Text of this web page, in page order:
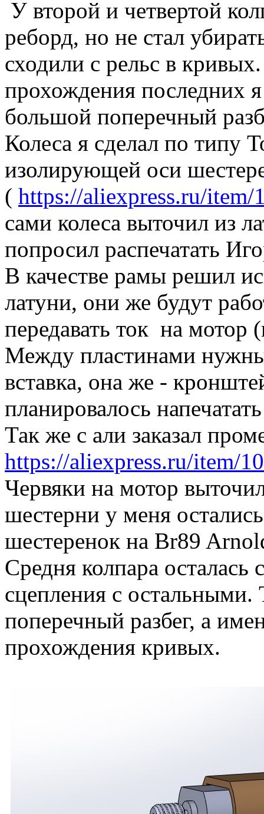
У второй и четвертой
реборд, но не стал
сходили с рельс в
прохождения последних
большой поперечный
Колеса я сделал по типу
изолирующей оси
( https://aliexpress.ru/
сами колеса выточил из
попросил распечатать
В качестве рамы решил
латуни, они же будут
передавать ток на мотор
Между пластинами
вставка, она же -
планировалось
Так же с али заказал
https://aliexpress.ru/item/
Червяки на мотор
шестерни у меня
шестеренок на Br89
Средня колпара осталась
сцепления с
поперечный разбег, а
прохождения кривых.